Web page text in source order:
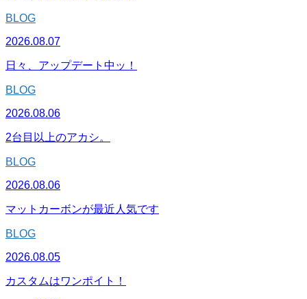
BLOG
2026.08.07
日々、アップデート中ッ！
BLOG
2026.08.06
2台目以上のアカシ。
BLOG
2026.08.06
マットカーボンが最近人気です
BLOG
2026.08.05
カスタムはワンポイト！